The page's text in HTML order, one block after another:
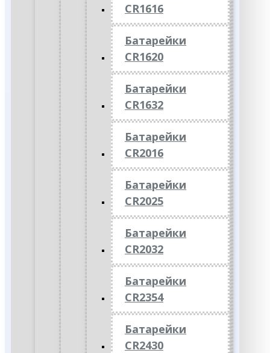
CR1616
Батарейки
CR1620
Батарейки
CR1632
Батарейки
CR2016
Батарейки
CR2025
Батарейки
CR2032
Батарейки
CR2354
Батарейки
CR2430